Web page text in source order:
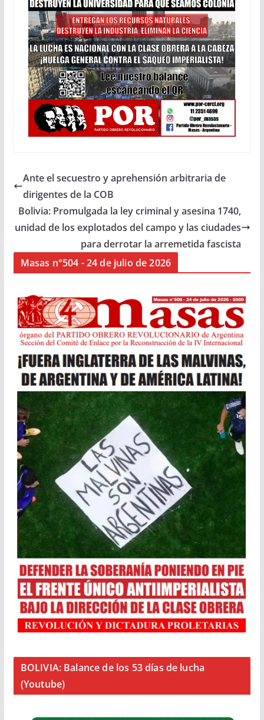
Ante el secuestro y aprehensión arbitraria de
dirigentes de la COB
Bolivia: Promulgada la ley criminal y asesina 1740,
unidad de los explotados del campo y las ciudades
para derrotar la arremetida fascista
Masas n°504 - 24 de julio de 2026
BOLIVIA: Balance de los 53 días de lucha
(Youtube)